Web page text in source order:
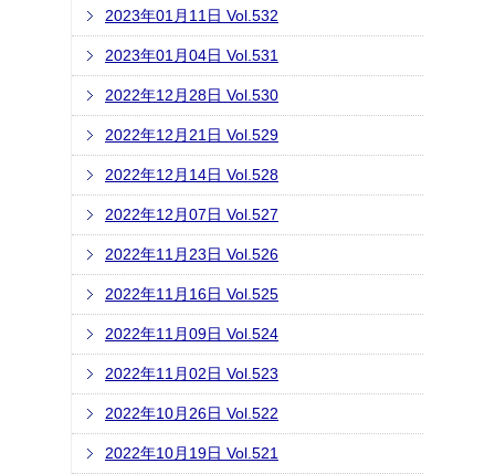
2023年01月11日 Vol.532
2023年01月04日 Vol.531
2022年12月28日 Vol.530
2022年12月21日 Vol.529
2022年12月14日 Vol.528
2022年12月07日 Vol.527
2022年11月23日 Vol.526
2022年11月16日 Vol.525
2022年11月09日 Vol.524
2022年11月02日 Vol.523
2022年10月26日 Vol.522
2022年10月19日 Vol.521